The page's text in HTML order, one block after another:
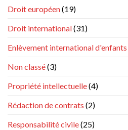
Droit européen(19)
Droit international(31)
Enlèvement international d'enfants
Non classé(3)
Propriété intellectuelle(4)
Rédaction de contrats (2)
Responsabilité civile(25)